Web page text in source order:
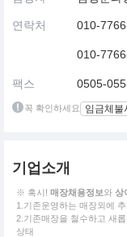
연락처 010-
010-
팩스 0505-
꼭 확인하세요 임금체불
기업소개
※ 혹시! 매장채용정보와 상
1.기존운영하는 매장외에
2.기존매장을 철수하고 새
상태